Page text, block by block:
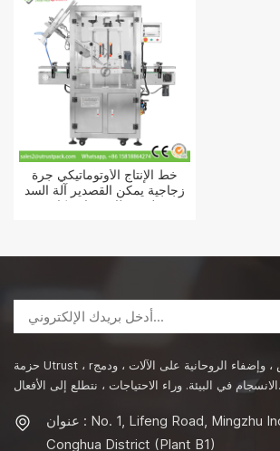
خط الإنتاج الأوتوماتيكي جرة
زجاجية يمكن القصدير آلة السد
حزمة Utrust ، rاعتناق طبيعة الناس ، وإضفاء الروحانية على الآلات ، ودمج
الانسجام في البيئة. وراء الاحتياجات ، نتطلع إلى الأفعال.
عنوان : No. 1, Lifeng Road, Mingzhu Industrial Park,
Conghua District (Plant B1)